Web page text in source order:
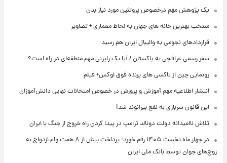
یک پژوهش مهم درخصوص پروتئین مورد نیاز بدن
منتخب بهترین خانه های جهان به لحاظ معماری + تصاویر
قراردادهای نجومی به والیبال ایران هم رسید
سفر رسمی عراقچی به پاکستان / آیا یک رایزنی مهم منطقه‌ای در راه است؟
رونمایی چین از تاکسی های پرنده فوق لوکس+ فیلم
انتشار اطلاعیه مهم آموزش و پرورش در خصوص امتحانات نهایی دانش‌آموزان
این قانون سربازی به نفع بیرانوند شد!
تلاش ناامیدانه‌ دولت دونالد ترامپ در پیدا کردن راه خروج از جنگ با ایران
در چهار ماه نخست ۱۴۰۵ رقم خورد؛ پرداخت بیش از ۸ همت وام ازدواج به
زوج‌های جوان توسط بانک ملی ایران